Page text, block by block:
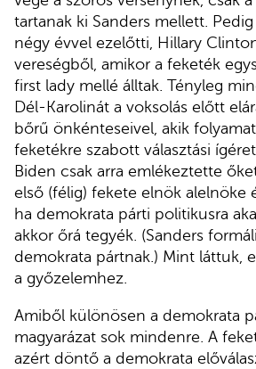
tartanak ki Sanders mellett.
négy évvel ezelőtti, Hillary
vereségből, amikor a feketék
first lady mellé álltak. Tényleg
Dél-Karolinát a voksolás előtt
bőrű önkénteseivel, akik
feketékre szabott választási
Biden csak arra emlékeztette
első (félig) fekete elnök alelnöke
ha demokrata párti politikusra
akkor őrá tegyék. (Sanders
demokrata pártnak.) Mint láttuk,
a győzelemhez.
Amiből különösen a demokrata
magyarázat sok mindenre. A
azért döntő a demokrata